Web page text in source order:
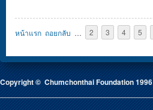
Pages
หน้าแรก ถอยกลับ … 2 3 4 5
Copyright © Chumchonthai Foundation 1996